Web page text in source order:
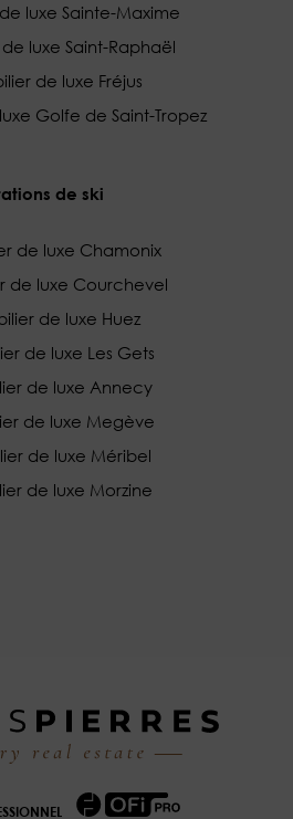
luxe Sainte-Maxime
luxe Saint-Raphaël
de luxe Fréjus
Golfe de Saint-Tropez
de ski
de luxe Chamonix
de luxe Courchevel
de luxe Huez
de luxe Les Gets
de luxe Annecy
de luxe Megève
de luxe Méribel
de luxe Morzine